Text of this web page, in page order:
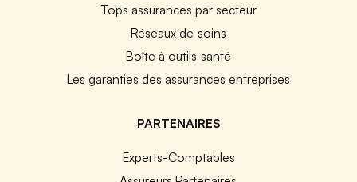
Tops assurances par secteur
Réseaux de soins
Boîte à outils santé
Les garanties des assurances entreprises
PARTENAIRES
Experts-Comptables